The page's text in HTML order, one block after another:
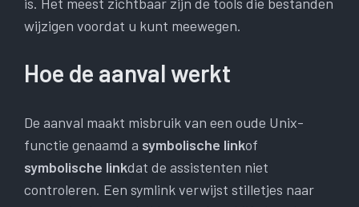
is. Het meest zichtbaar zijn de tools die bestanden
wijzigen voordat u kunt meewegen.
Hoe de aanval werkt
De aanval maakt misbruik van een oude Unix-
functie genaamd a symbolische linkof
symbolische linkdat de assistenten niet
controleren. Een symlink verwijst stilletjes naar